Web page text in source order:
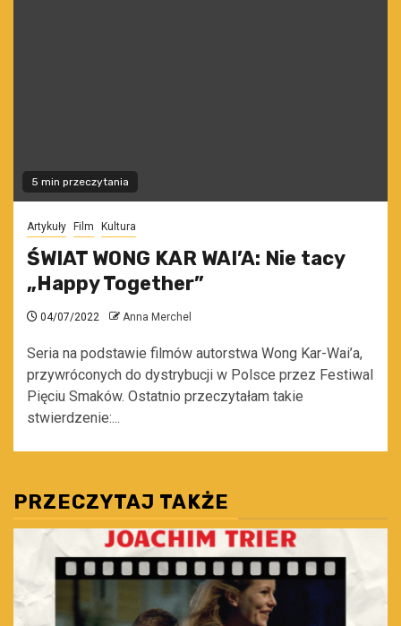
5 min przeczytania
Artykuły Film Kultura
ŚWIAT WONG KAR WAI’A: Nie tacy
„Happy Together”
04/07/2022 Anna Merchel
Seria na podstawie filmów autorstwa Wong Kar-Wai’a,
przywróconych do dystrybucji w Polsce przez Festiwal
Pięciu Smaków. Ostatnio przeczytałam takie
stwierdzenie:...
PRZECZYTAJ TAKŻE